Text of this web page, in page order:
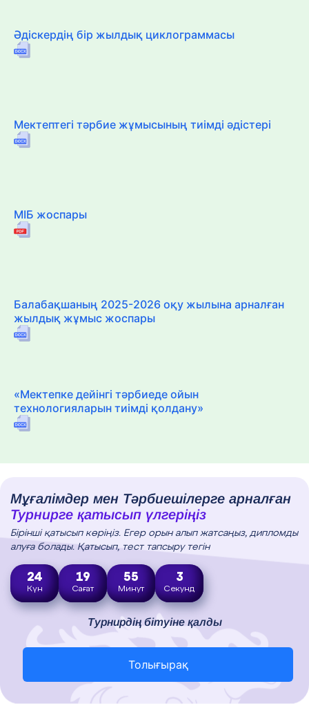
Әдіскердің бір жылдық циклограммасы
Мектептегі тәрбие жұмысының тиімді әдістері
МІБ жоспары
Балабақшаның 2025-2026 оқу жылына арналған
жылдық жұмыс жоспары
«Мектепке дейінгі тәрбиеде ойын
технологияларын тиімді қолдану»
Мұғалімдер мен Тәрбиешілерге арналған
Турнирге қатысып үлгеріңіз
Бірінші қатысып көріңіз. Егер орын алып жатсаңыз, дипломды
алуға болады. Қатысып, тест тапсыру тегін
24
Күн
19
Сағат
55
Минут
2
Секунд
Турнирдің бітуіне қалды
Толығырақ